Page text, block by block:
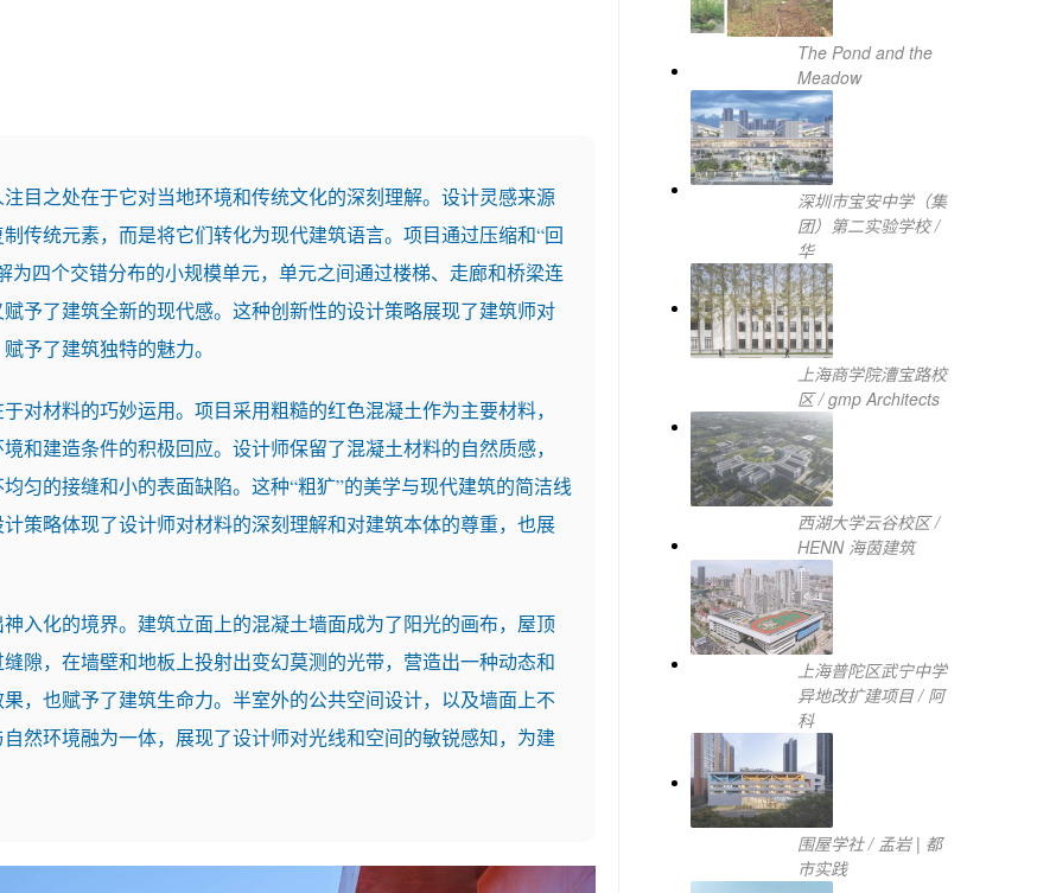
目之处在于它对当地环境和传统文化的深刻理解。设计灵感来源
传统元素，而是将它们转化为现代建筑语言。项目通过压缩和“回
四个交错分布的小规模单元，单元之间通过楼梯、走廊和桥梁连
予了建筑全新的现代感。这种创新性的设计策略展现了建筑师对
予了建筑独特的魅力。
对材料的巧妙运用。项目采用粗糙的红色混凝土作为主要材料，
和建造条件的积极回应。设计师保留了混凝土材料的自然质感，
匀的接缝和小的表面缺陷。这种“粗犷”的美学与现代建筑的简洁线
策略体现了设计师对材料的深刻理解和对建筑本体的尊重，也展
入化的境界。建筑立面上的混凝土墙面成为了阳光的画布，屋顶
隙，在墙壁和地板上投射出变幻莫测的光带，营造出一种动态和
，也赋予了建筑生命力。半室外的公共空间设计，以及墙面上不
然环境融为一体，展现了设计师对光线和空间的敏锐感知，为建
The Pond and the
Meadow
深圳市宝安中学（集
团）第二实验学校 /
华
上海商学院漕宝路校
区 / gmp Architects
西湖大学云谷校区 /
HENN 海茵建筑
上海普陀区武宁中学
异地改扩建项目 / 阿
科
围屋学社 / 孟岩 | 都
市实践